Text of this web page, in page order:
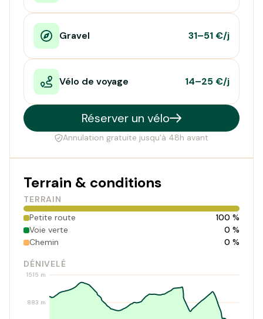
Gravel 31–51 €/j
Vélo de voyage 14–25 €/j
Réserver un vélo
Annulation gratuite jusqu'à 48h avant
Terrain & conditions
TERRAIN
Petite route
100 %
Voie verte
0 %
Chemin
0 %
DÉNIVELÉ
883 m
1515 m